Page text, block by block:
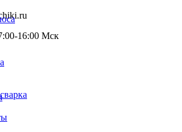
16:00 Мск